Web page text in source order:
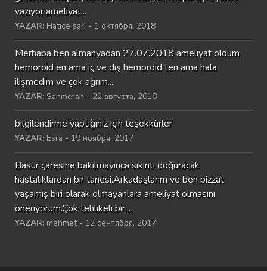
yazıyor ameliyat...
YAZAR: Hatice sarı - 1 октября, 2018
Merhaba ben almanyadan 27.07.2018 ameliyat oldum
hemoroid en ama iç ve dış hemoroid ten ama hala
ilişmedim ve çok ağrım...
YAZAR: Sahmeran - 22 августа, 2018
bilgilendirme yaptığınız için teşekkürler
YAZAR: Esra - 19 ноября, 2017
Basur çaresine bakılmayınca sıkıntı doğuracak
hastalıklardan bir tanesi.Arkadaşlarım ve ben bizzat
yaşamış biri olarak olmayanlara ameliyat olmasını
öneriyorum.Çok tehlikeli bir...
YAZAR: mehmet - 12 сентября, 2017